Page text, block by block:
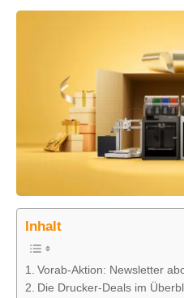
Inhalt
Vorab-Aktion: Newsletter
Die Drucker-Deals im